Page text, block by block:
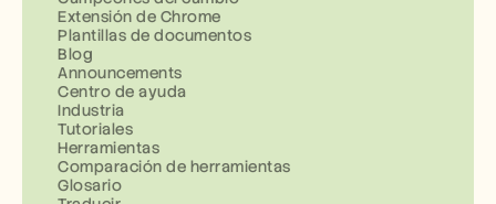
Extensión de Chrome
Plantillas de documentos
Blog
Announcements
Centro de ayuda
Industria
Tutoriales
Herramientas
Comparación de herramientas
Glosario